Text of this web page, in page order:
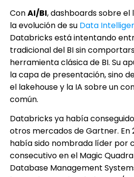
ConAI/BI, dashboards sobre el
la evolución de su Data
Databricks está intentando
tradicional del BI sin
herramienta clásica de BI. Su
la capa de presentación, sino
el lakehouse y la IA sobre un
común.
Databricks ya había
otros mercados de Gartner. En
había sido nombrada líder por
consecutivo en el Magic
Database Management